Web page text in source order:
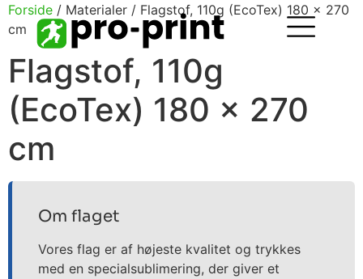
Forside / Materialer / Flagstof, 110g (EcoTex) 180 x 270
cm
Flagstof, 110g
(EcoTex) 180 x 270
cm
Om flaget
Vores flag er af højeste kvalitet og trykkes
med en specialsublimering, der giver et